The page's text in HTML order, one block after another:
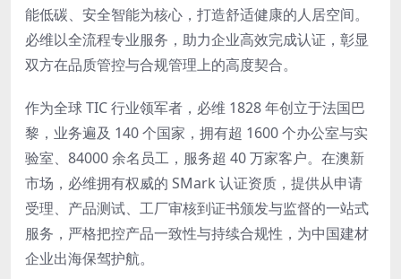
能低碳、安全智能为核心，打造舒适健康的人居空间。
必维以全流程专业服务，助力企业高效完成认证，彰显
双方在品质管控与合规管理上的高度契合。
作为全球 TIC 行业领军者，必维 1828 年创立于法国巴
黎，业务遍及 140 个国家，拥有超 1600 个办公室与实
验室、84000 余名员工，服务超 40 万家客户。在澳新
市场，必维拥有权威的 SMark 认证资质，提供从申请
受理、产品测试、工厂审核到证书颁发与监督的一站式
服务，严格把控产品一致性与持续合规性，为中国建材
企业出海保驾护航。